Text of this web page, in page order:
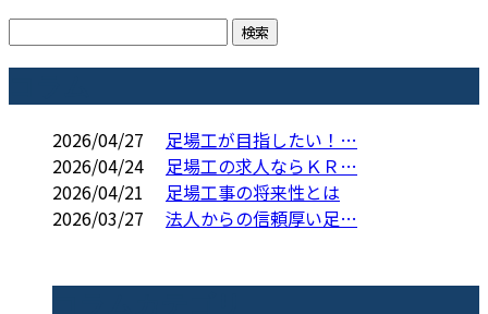
2026/04/27
足場工が目指したい！…
2026/04/24
足場工の求人ならＫＲ…
2026/04/21
足場工事の将来性とは
2026/03/27
法人からの信頼厚い足…